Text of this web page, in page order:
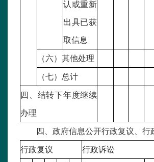
认或重新
出具已获
取信息
（六）其他处理
（七）总计
四、结转下年度继续
办理
四、政府信息公开行政复议、行
行政复议
行政诉讼